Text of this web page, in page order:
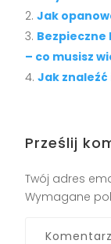
Jak
Bezpieczne
– co musisz
Jak
Prześlij
Twój adres
Wymagane